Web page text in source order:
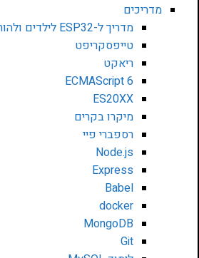
מדריכים
מדריך ל-ESP32 לילדים ולהורים מאפס
טייפסקריפט
ריאקט
ECMAScript 6
ES20XX
מיקרו בקרים
רספברי פיי
Node.js
Express
Babel
docker
MongoDB
Git